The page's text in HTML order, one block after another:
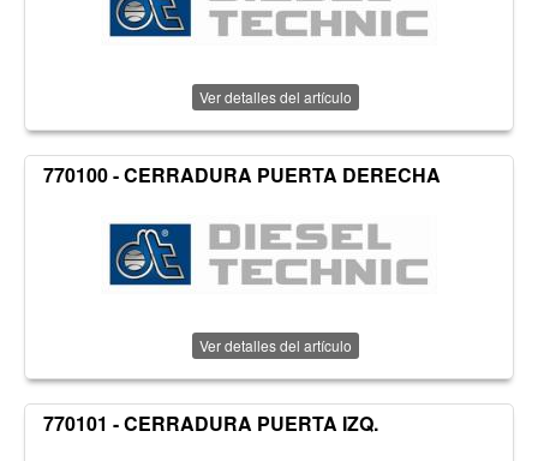
Ver detalles del artículo
770100 - CERRADURA PUERTA DERECHA
Ver detalles del artículo
770101 - CERRADURA PUERTA IZQ.